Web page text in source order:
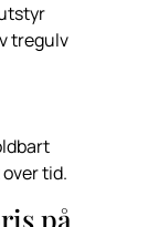
tregulv
tid.
på